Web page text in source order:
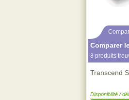
Comparer
8 produits
Transcend
Disponibilité /